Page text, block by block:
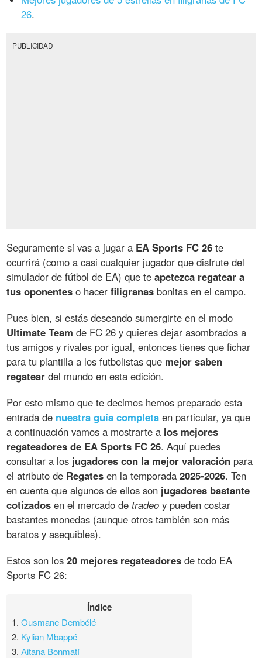
26.
PUBLICIDAD
Seguramente si vas a jugar a EA Sports FC 26 te
ocurrirá (como a casi cualquier jugador que disfrute del
simulador de fútbol de EA) que teapetezca regatear a
tus oponentes o hacerfiligranas bonitas en el campo.
Pues bien, si estás deseando sumergirte en el modo
Ultimate Team de FC 26 y quieres dejar asombrados a
tus amigos y rivales por igual, entonces tienes que fichar
para tu plantilla a los futbolistas que mejor saben
regatear del mundo en esta edición.
Por esto mismo que te decimos hemos preparado esta
entrada de nuestra guía completa en particular, ya que
a continuación vamos a mostrarte a los mejores
regateadores de EA Sports FC 26. Aquí puedes
consultar a los jugadores con la mejor valoración para
el atributo de Regates en la temporada2025-2026. Ten
en cuenta que algunos de ellos son jugadores bastante
cotizados en el mercado detradeo y pueden costar
bastantes monedas (aunque otros también son más
baratos y asequibles).
Estos son los20 mejores regateadores de todo EA
Sports FC 26:
Índice
1.Ousmane Dembélé
2. Kylian Mbappé
3.Aitana Bonmatí